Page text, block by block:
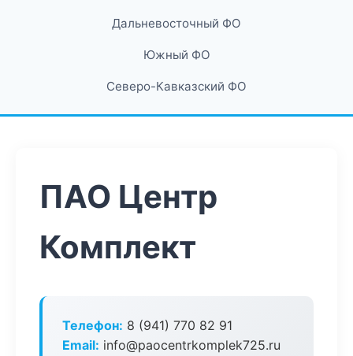
Дальневосточный ФО
Южный ФО
Северо-Кавказский ФО
ПАО Центр
Комплект
Телефон: 8 (941) 770 82 91
Email: info@paocentrkomplek725.ru